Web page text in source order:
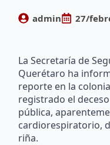
admin 27/
La Secretaría de
Querétaro ha
reporte en la
registrado el
pública,
cardiorespiratorio,
riña.